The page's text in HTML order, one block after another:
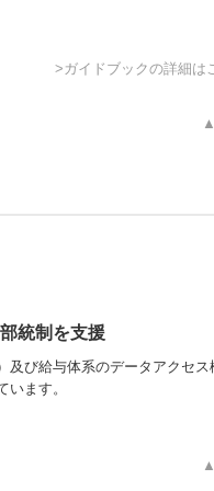
>ガイドブックの詳細は
統制を支援
及び給与体系のデータアクセス
ます。